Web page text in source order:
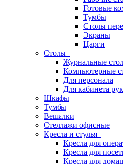
Готовые
Тумбы
Столы
Экраны
Царги
Столы
Журнальные
Компьютерные
Для персонала
Для кабинета
Шкафы
Тумбы
Вешалки
Стеллажи офисные
Кресла и стулья
Кресла для
Кресла для
Кресла для